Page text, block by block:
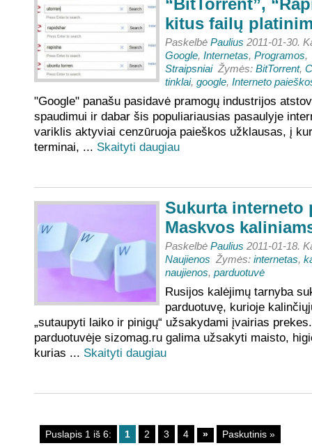
“BitTorrent”,
kitus failų
Paskelbė Paulius 2011-01-30.
Google, Internetas, Programos,
StraipsniaiŽymės: BitTorrent,
tinklai, google, Interneto
"Google" panašu pasidavė pramogų industrijos
spaudimui ir dabar šis populiariausias pasaulyje
variklis aktyviai cenzūruoja paieškos užklausas, į
terminai, ... Skaityti daugiau
Sukurta interneto
Maskvos
Paskelbė Paulius 2011-01-18.
Naujienos Žymės: internetas,
naujienos, parduotuvė
Rusijos kalėjimų tarnyba
parduotuvę, kurioje
„sutaupyti laiko ir pinigų“ užsakydami įvairias
parduotuvėje sizomag.ru galima užsakyti maisto,
kurias ... Skaityti daugiau
Puslapis 1 iš 6: 1 2 3 4 » Paskutinis »